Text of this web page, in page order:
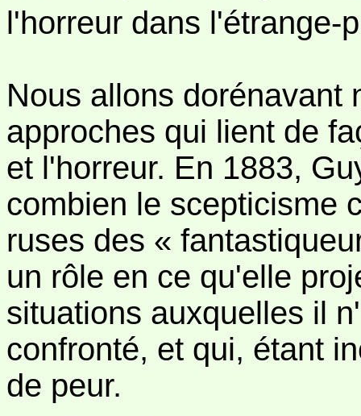
l'horreur dans l'étrange-
Nous allons dorénavant
approches qui lient de
et l'horreur. En 1883,
combien le scepticisme
ruses des «
un rôle en ce qu'elle
situations auxquelles il
confronté, et qui, étant
de peur.